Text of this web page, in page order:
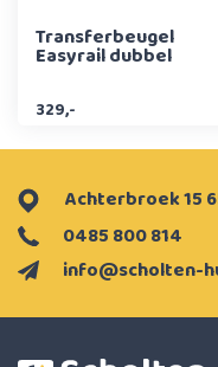
Transferbeugel
Easyrail dubbel
329,-
info@scholten-
0485 800 814
Achterbroek 15